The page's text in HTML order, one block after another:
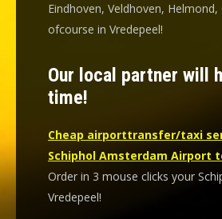
Eindhoven, Veldhoven,
ofcourse in Vredepeel!
Our local partner will
time!
Cheap airporttransfer/taxi
Schiphol Amsterdam Airport
Order in 3 mouse clicks your
Vredepeel!